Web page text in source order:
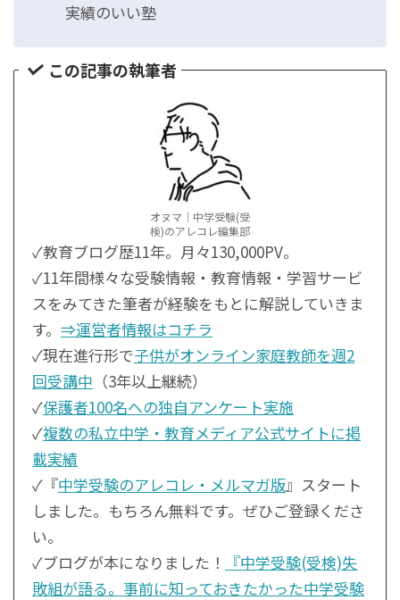
実績のいい塾
この記事の執筆者
オヌマ｜中学受験(受
検)のアレコレ編集部
✓教育ブログ歴11年。月々130,000PV。
✓11年間様々な受験情報・教育情報・学習サービ
スをみてきた筆者が経験をもとに解説していきま
す。 ⇒運営者情報はコチラ
✓現在進行形で子供がオンライン家庭教師を週2
回受講中 （3年以上継続）
✓保護者100名への独自アンケート実施
✓複数の私立中学・教育メディア公式サイトに掲
載実績
✓『中学受験のアレコレ・メルマガ版』スタート
しました。もちろん無料です。ぜひご登録くださ
い。
✓ブログが本になりました！
『中学受験(受検)失
敗組が語る。事前に知っておきたかった中学受験